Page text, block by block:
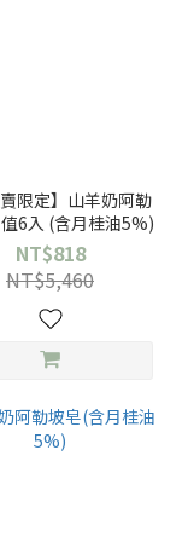
賣限定】山羊奶阿勒
6入 (含月桂油5%)
NT$818
NT$5,460